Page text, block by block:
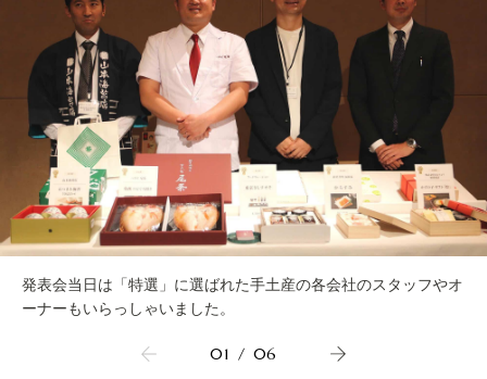
発表会当日は「特選」に選ばれた手土産の各会社のスタッフやオ
ーナーもいらっしゃいました。
01 / 06